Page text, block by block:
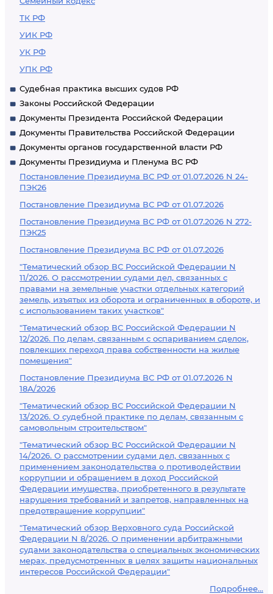
ТК РФ
УИК РФ
УК РФ
УПК РФ
Судебная практика высших судов РФ
Законы Российской Федерации
Документы Президента Российской Федерации
Документы Правительства Российской Федерации
Документы органов государственной власти РФ
Документы Президиума и Пленума ВС РФ
Постановление Президиума ВС РФ от 01.07.2026 N 24-
ПЭК26
Постановление Президиума ВС РФ от 01.07.2026
Постановление Президиума ВС РФ от 01.07.2026 N 272-
ПЭК25
Постановление Президиума ВС РФ от 01.07.2026
"Тематический обзор ВС Российской Федерации N
11/2026. О рассмотрении судами дел, связанных с
правами на земельные участки отдельных категорий
земель, изъятых из оборота и ограниченных в обороте, и
с использованием таких участков"
"Тематический обзор ВС Российской Федерации N
12/2026. По делам, связанным с оспариванием сделок,
повлекших переход права собственности на жилые
помещения"
Постановление Президиума ВС РФ от 01.07.2026 N
18А/2026
"Тематический обзор ВС Российской Федерации N
13/2026. О судебной практике по делам, связанным с
самовольным строительством"
"Тематический обзор ВС Российской Федерации N
14/2026. О рассмотрении судами дел, связанных с
применением законодательства о противодействии
коррупции и обращением в доход Российской
Федерации имущества, приобретенного в результате
нарушения требований и запретов, направленных на
предотвращение коррупции"
"Тематический обзор Верховного суда Российской
Федерации N 8/2026. О применении арбитражными
судами законодательства о специальных экономических
мерах, предусмотренных в целях защиты национальных
интересов Российской Федерации"
Подробнее...